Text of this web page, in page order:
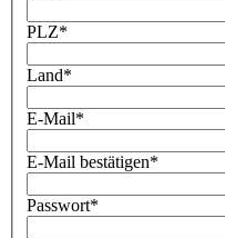
PLZ*
Land*
E-Mail*
E-Mail bestätigen*
Passwort*